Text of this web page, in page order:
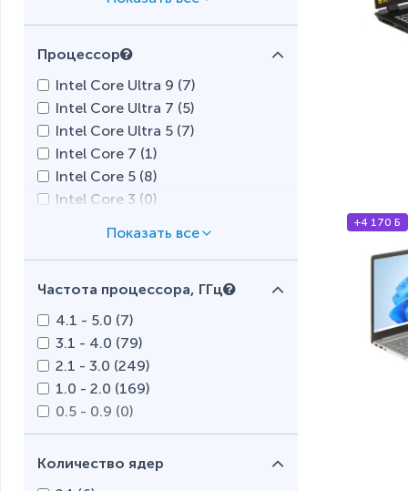
Lenovo (58)
MSI ( 31
Prestigio (
0 )
Razer (
Tecno (
Xiaomi (
Процессор
Intel Core Ultra 9 (7)
Intel Core Ultra 7 (5)
Intel Core Ultra 5 (7)
Intel Core 7 (1)
Intel Core 5 (8)
Intel Core 3 (0)
Intel Core i3 (78)
Intel N (3)
Intel Processor (
Intel Pentium Gold (
Intel Pentium Silver (
Intel Pentium (
AMD Ryzen AI 7 (
Частота процессора, ГГц
4.1 - 5.0 (7)
3.1 - 4.0 (79)
2.1 - 3.0 (249)
1.0 - 2.0 (169)
0.5 - 0.9 (0)
Количество ядер
+4 170 Б